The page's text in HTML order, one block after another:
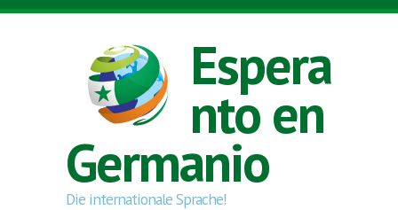
Skip to main content
Espera
nto en
Germanio
Die internationale Sprache!